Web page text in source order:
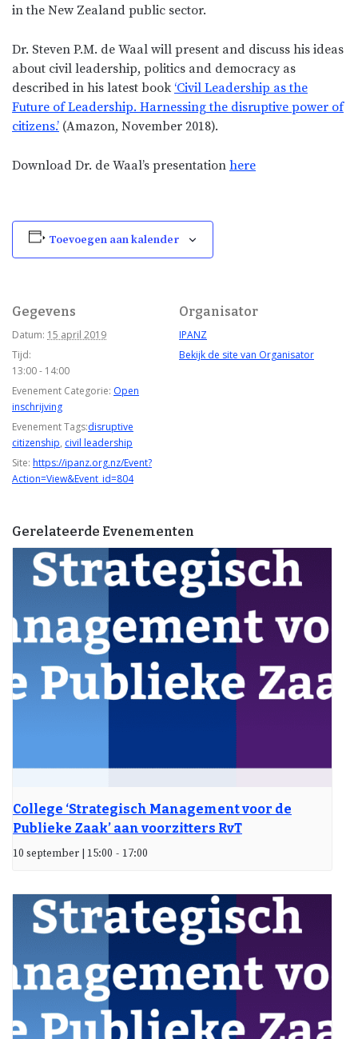
in the New Zealand public sector.
Dr. Steven P.M. de Waal will present and discuss his ideas
about civil leadership, politics and democracy as
described in his latest book ‘Civil Leadership as the
Future of Leadership. Harnessing the disruptive power of
citizens.’ (Amazon, November 2018).
Download Dr. de Waal’s presentation here
Toevoegen aan kalender
Gegevens
Datum: 15 april 2019
Tijd:
13:00 - 14:00
Evenement Categorie: Open
inschrijving
Evenement Tags:disruptive
citizenship, civil leadership
Site: https://ipanz.org.nz/Event?
Action=View&Event_id=804
Organisator
IPANZ
Bekijk de site van Organisator
Gerelateerde Evenementen
College ‘Strategisch Management voor de
Publieke Zaak’ aan voorzitters RvT
10 september | 15:00 - 17:00